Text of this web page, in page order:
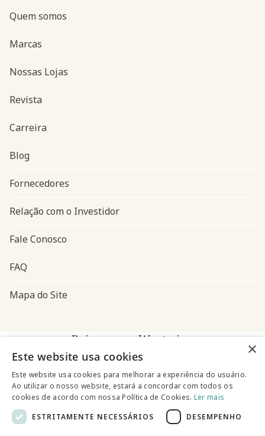
Navegação do rodapé
Quem somos
Marcas
Nossas Lojas
Revista
Carreira
Blog
Fornecedores
Relação com o Investidor
Fale Conosco
FAQ
Mapa do Site
Baixe o app Westwing
×
Este website usa cookies
Este website usa cookies para melhorar a experiência do usuário.
Ao utilizar o nosso website, estará a concordar com todos os
cookies de acordo com nossa Política de Cookies. Ler mais
ESTRITAMENTE NECESSÁRIOS
DESEMPENHO